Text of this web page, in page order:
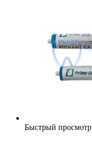
Быстрый просмотр